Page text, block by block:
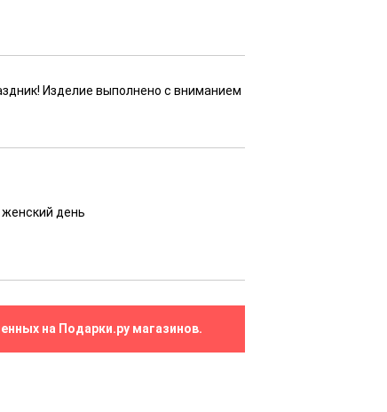
Изделие выполнено с вниманием
день
на Подарки.ру магазинов.